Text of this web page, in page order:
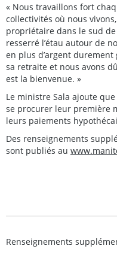
« Nous travaillons fort
collectivités où nous
propriétaire dans le sud
resserré l’étau autour de
en plus d’argent
sa retraite et nous avons
est la bienvenue. »
Le ministre Sala ajoute
se procurer leur première
leurs paiements
Des renseignements
sont publiés au
Renseignements